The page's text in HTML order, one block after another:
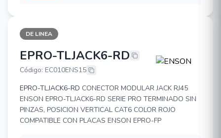
DE LINEA
ENSON EPRO-TLJACK6-RD
EPRO-TLJACK6-RD
Código: EC010ENS15
EPRO-TLJACK6-RD CONECTOR MODULAR JACK RJ45
ENSON EPRO-TLJACK6-RD SERIE PRO TERMINADO SIN
PINZAS, POSICION VERTICAL CAT6 COLOR ROJO
COMPATIBLE CON PLACAS ENSON EPRO-FP